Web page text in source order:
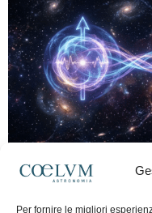
Per fornire le migliori
Marco Lorrai - 15 Giugno 2026
moderna: due particelle